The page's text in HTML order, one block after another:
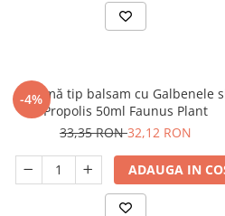
-4%
Cremă tip balsam cu Galbenele
Propolis 50ml Faunus Plant
33,35 RON32,12 RON
ADAUGA IN